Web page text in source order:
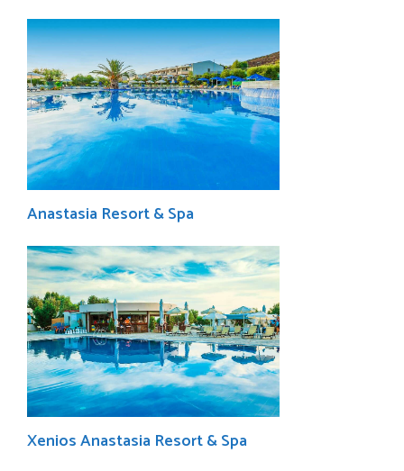
Anastasia Resort & Spa
Xenios Anastasia Resort & Spa